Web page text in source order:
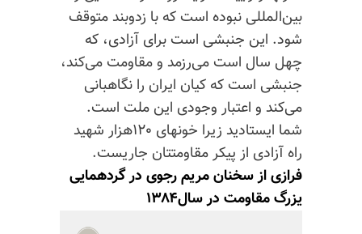
بین‌المللی نبوده است که با زد‌و‌بند متوقف
شود. این جنبشی است برای آزادی، که
چهل سال است می‌رزمد و مقاومت می‌کند،
جنبشی است که کیان ایران را نگاهبانی
می‌کند و اعتبار وجودی این ملت است.
شما ایستادید زیرا خونهای ۱۲۰هزار شهید
راه آزادی از پیکر مقاومتتان جاریست.
فرازی از سخنان مریم رجوی در گردهمایی
یزرگ مقاومت در سال۱۳۸۴